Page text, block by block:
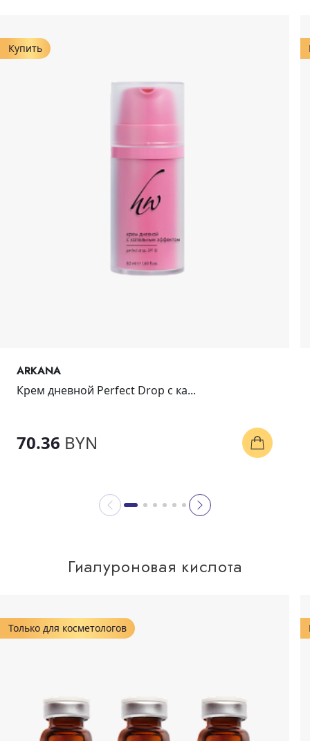
Купить
ARKANA
Крем дневной Perfect Drop с ка...
70.36 BYN
Гиалуроновая кислота
Только для косметологов